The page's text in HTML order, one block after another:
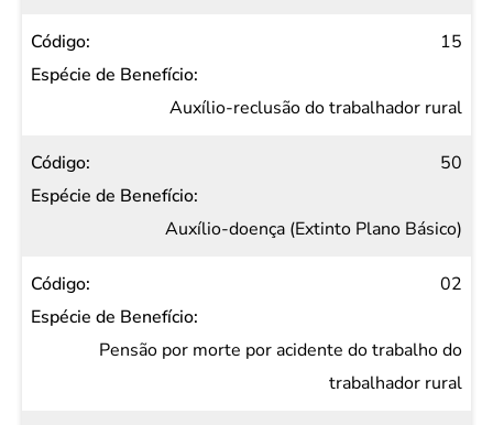
15
Auxílio-reclusão do trabalhador rural
50
Auxílio-doença (Extinto Plano Básico)
02
Pensão por morte por acidente do trabalho do
trabalhador rural